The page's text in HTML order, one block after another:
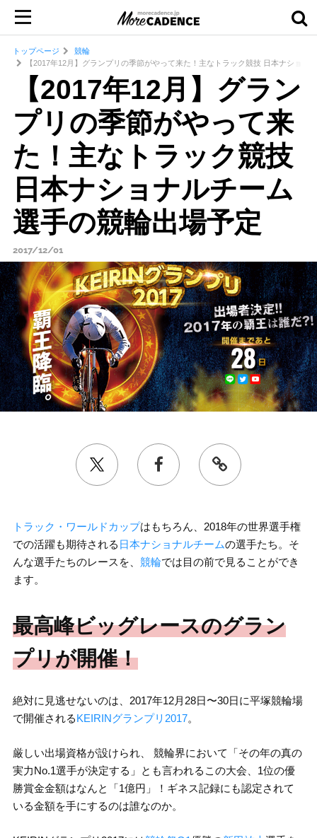
トップページ
競輪
【2017年12月】グランプリの季節がやって来た！主なトラック競技 日本ナショナ
【2017年12月】グラン
プリの季節がやって来
た！主なトラック競技
日本ナショナルチーム
選手の競輪出場予定
2017/12/01
トラック・ワールドカップはもちろん、2018年の世界選手権
での活躍も期待される 日本ナショナルチームの選手たち。そ
んな選手たちのレースを、 競輪では目の前で見ることができ
ます。
最高峰ビッグレースのグラン
プリが開催！
絶対に見逃せないのは、2017年12月28日〜30日に平塚競輪場
で開催されるKEIRINグランプリ2017。
厳しい出場資格が設けられ、 競輪界において「その年の真の
実力No.1選手が決定する」とも言われるこの大会、1位の優
勝賞金金額はなんと「1億円」！ギネス記録にも認定されて
いる金額を手にするのは誰なのか。